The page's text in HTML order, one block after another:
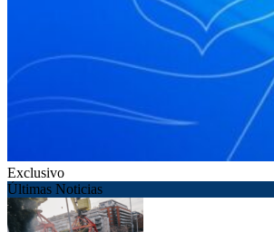
Exclusivo
Últimas Noticias